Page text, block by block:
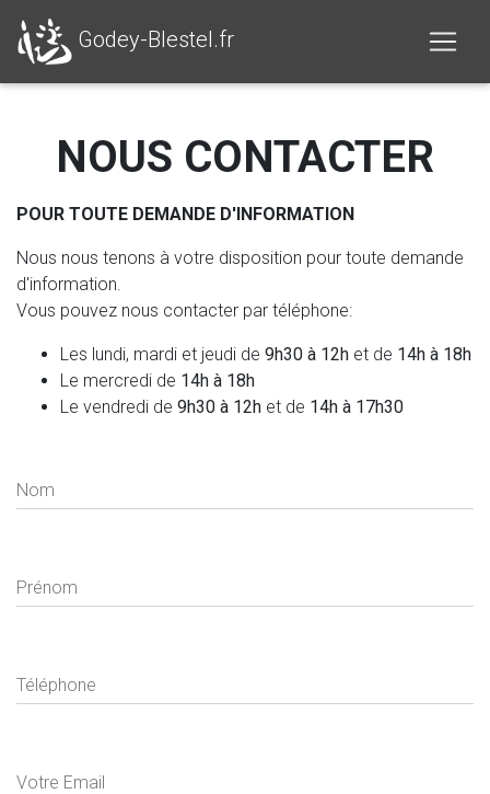
Godey-Blestel.fr
NOUS CONTACTER
POUR TOUTE DEMANDE D'INFORMATION
Nous nous tenons à votre disposition pour toute demande
d'information.
Vous pouvez nous contacter par téléphone:
Les lundi, mardi et jeudi de 9h30 à 12h et de 14h à 18h
Le mercredi de 14h à 18h
Le vendredi de 9h30 à 12h et de 14h à 17h30
Nom
Prénom
Téléphone
Votre Email